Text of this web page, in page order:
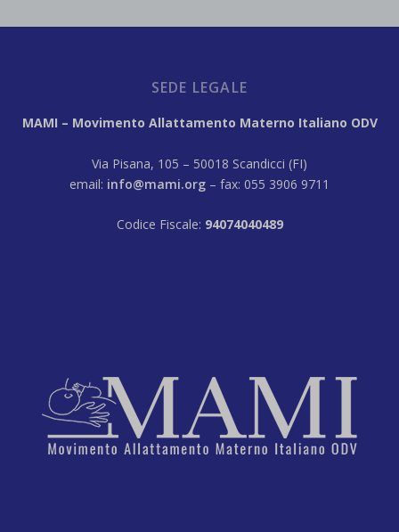
SEDE LEGALE
MAMI – Movimento Allattamento Materno Italiano ODV
Via Pisana, 105 – 50018 Scandicci (FI)
email: info@mami.org – fax: 055 3906 9711
Codice Fiscale: 94074040489